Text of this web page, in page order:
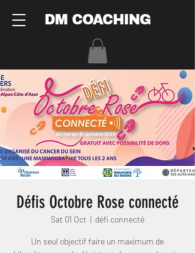
DM COACHING
Défis Octobre Rose connecté
Sat 01 Oct
  |
défi connecté
Un seul objectif faire un maximum de